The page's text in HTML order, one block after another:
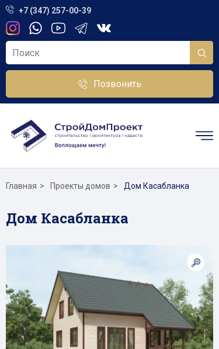
+7 (347) 257-00-39
Позвонить
Главная Проекты домов Дом Касабланка
Дом Касабланка